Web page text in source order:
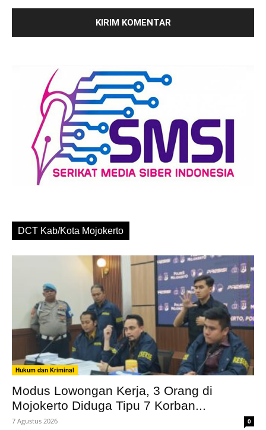
DCT Kab/Kota Mojokerto
Hukum dan Kriminal
Modus Lowongan Kerja, 3 Orang di
Mojokerto Diduga Tipu 7 Korban...
7 Agustus 2026 0